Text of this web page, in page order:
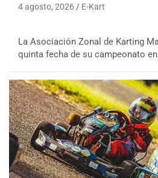
4 agosto, 2026 E-Kart
La Asociación Zonal de Karting
quinta fecha de su campeonato